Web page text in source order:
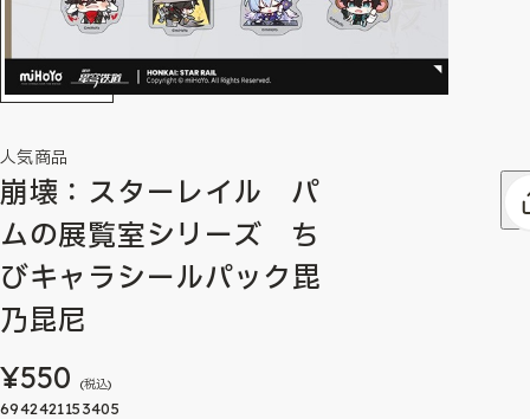
人気商品
崩壊：スターレイル パ
ムの展覧室シリーズ ち
びキャラシールパック毘
乃昆尼
¥550 (税込)
6942421153405